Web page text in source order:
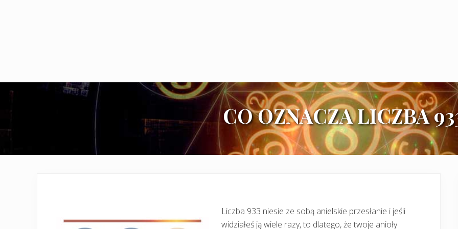
CO OZNACZA LICZBA
Liczba 933 niesie ze sobą anielskie przesłanie i jeśli
widziałeś ją wiele razy, to dlatego, że twoje anioły